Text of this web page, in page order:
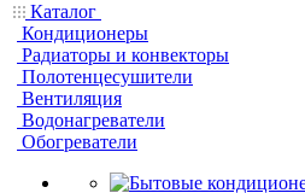
Каталог
Кондиционеры
Радиаторы и конвекторы
Полотенцесушители
Вентиляция
Водонагреватели
Обогреватели